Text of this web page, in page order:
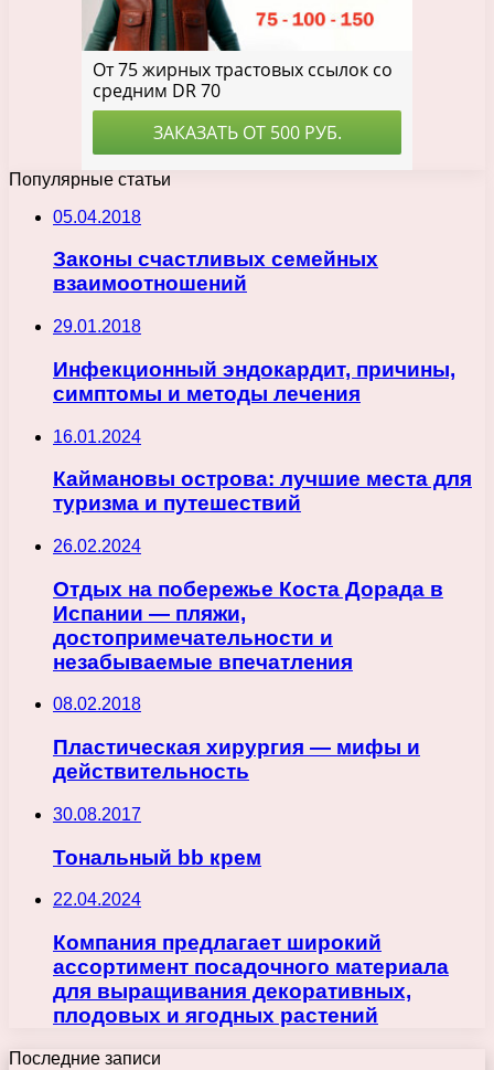
Популярные статьи
05.04.2018
Законы счастливых семейных
взаимоотношений
29.01.2018
Инфекционный эндокардит, причины,
симптомы и методы лечения
16.01.2024
Каймановы острова: лучшие места для
туризма и путешествий
26.02.2024
Отдых на побережье Коста Дорада в
Испании — пляжи,
достопримечательности и
незабываемые впечатления
08.02.2018
Пластическая хирургия — мифы и
действительность
30.08.2017
Тональный bb крем
22.04.2024
Компания предлагает широкий
ассортимент посадочного материала
для выращивания декоративных,
плодовых и ягодных растений
Последние записи